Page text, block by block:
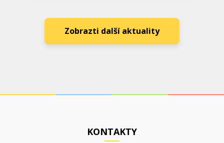
Zobrazti další aktuality
KONTAKTY